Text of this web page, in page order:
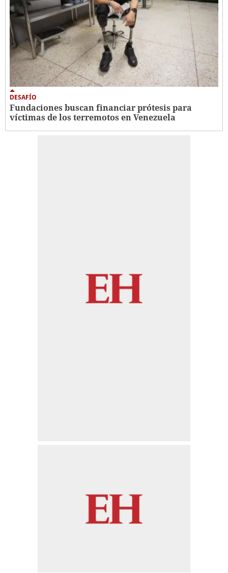
DESAFÍO
Fundaciones buscan financiar prótesis para
víctimas de los terremotos en Venezuela